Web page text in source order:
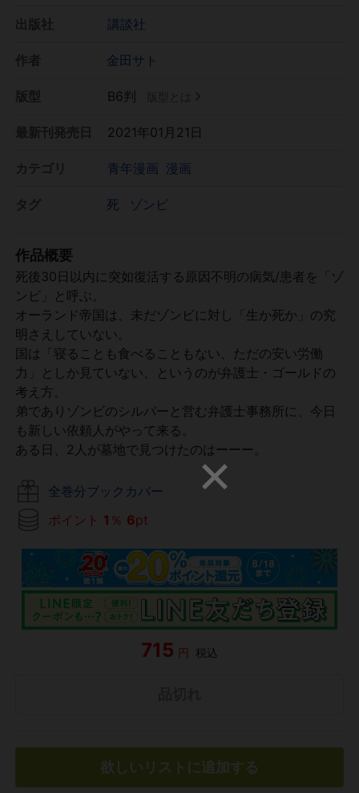
講談社
金田サト
B6判
2021年01月21日
青年漫画 漫画
死 ゾンビ
作品概要
死後30日以内に突如復活する原因不明の病気/患者を「ゾ
ンビ」と呼ぶ。
オーランド帝国は、未だゾンビに対し「生か死か」の究
明さえしていない。
国は「寝ることも食べることもない、ただの安い労働
力」としか見ていない、というのが弁護士・ゴールドの
考え方。
弟でありゾンビのシルバーと営む弁護士事務所に、今日
も新しい依頼人がやって来る。
ある日、2人が墓地で見つけたのはーーー。
全巻分ブックカバー
ポイント 1 ％ 6pt
715 円 税込
欲しいリストに追加する